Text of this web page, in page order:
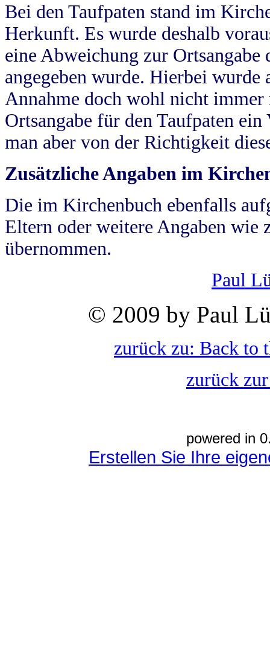
Bei den Taufpaten stand im
Herkunft. Es wurde deshalb
eine Abweichung zur
angegeben wurde. Hierbei wurde
Annahme doch wohl nicht
Ortsangabe für den Taufpaten
man aber von der Richtigkeit
Zusätzliche Angaben im
Die im Kirchenbuch ebenfalls
Eltern oder weitere Angaben wie
übernommen.
Paul
© 2009 by Paul
zurück zu: Back to
zurück
powered in
Erstellen Sie Ihre